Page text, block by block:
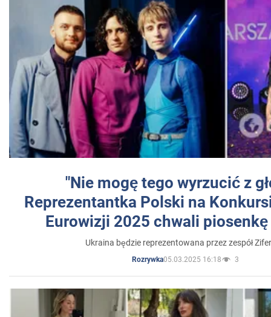
"Nie mogę tego wyrzucić z
Reprezentantka Polski na
Eurowizji 2025 chwali
Ukraina będzie reprezentowana przez zespół
Rozrywka05.03.2025 16:18 3